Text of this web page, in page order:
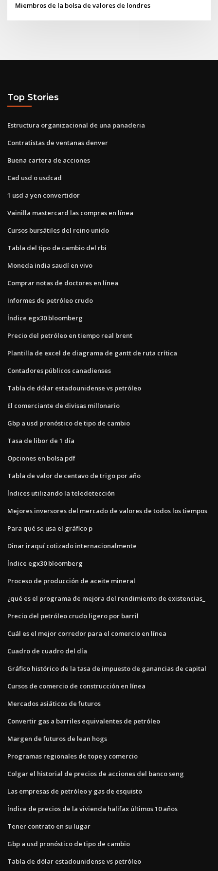
Miembros de la bolsa de valores de londres
Top Stories
Estructura organizacional de una panaderia
Contratistas de ventanas denver
Buena cartera de acciones
Cad usd o usdcad
1 usd a yen convertidor
Vainilla mastercard las compras en línea
Cursos bursátiles del reino unido
Tabla del tipo de cambio del rbi
Moneda india saudí en vivo
Comprar notas de doctores en línea
Informes de petróleo crudo
Índice egx30 bloomberg
Precio del petróleo en tiempo real brent
Plantilla de excel de diagrama de gantt de ruta crítica
Contadores públicos canadienses
Tabla de dólar estadounidense vs petróleo
El comerciante de divisas millonario
Gbp a usd pronóstico de tipo de cambio
Tasa de libor de 1 día
Opciones en bolsa pdf
Tabla de valor de centavo de trigo por año
Índices utilizando la teledetección
Mejores inversores del mercado de valores de todos los tiempos
Para qué se usa el gráfico p
Dinar iraquí cotizado internacionalmente
Índice egx30 bloomberg
Proceso de producción de aceite mineral
¿qué es el programa de mejora del rendimiento de existencias_
Precio del petróleo crudo ligero por barril
Cuál es el mejor corredor para el comercio en línea
Cuadro de cuadro del día
Gráfico histórico de la tasa de impuesto de ganancias de capital
Cursos de comercio de construcción en línea
Mercados asiáticos de futuros
Convertir gas a barriles equivalentes de petróleo
Margen de futuros de lean hogs
Programas regionales de tope y comercio
Colgar el historial de precios de acciones del banco seng
Las empresas de petróleo y gas de esquisto
Índice de precios de la vivienda halifax últimos 10 años
Tener contrato en su lugar
Gbp a usd pronóstico de tipo de cambio
Tabla de dólar estadounidense vs petróleo